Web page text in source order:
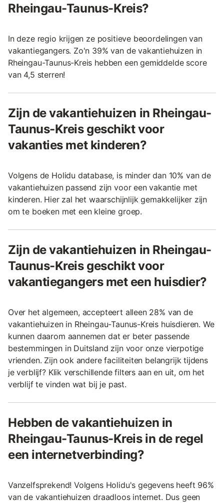
Rheingau-Taunus-Kreis?
In deze regio krijgen ze positieve beoordelingen van
vakantiegangers. Zo'n 39% van de vakantiehuizen in
Rheingau-Taunus-Kreis hebben een gemiddelde score
van 4,5 sterren!
Zijn de vakantiehuizen in Rheingau-
Taunus-Kreis geschikt voor
vakanties met kinderen?
Volgens de Holidu database, is minder dan 10% van de
vakantiehuizen passend zijn voor een vakantie met
kinderen. Hier zal het waarschijnlijk gemakkelijker zijn
om te boeken met een kleine groep.
Zijn de vakantiehuizen in Rheingau-
Taunus-Kreis geschikt voor
vakantiegangers met een huisdier?
Over het algemeen, accepteert alleen 28% van de
vakantiehuizen in Rheingau-Taunus-Kreis huisdieren. We
kunnen daarom aannemen dat er beter passende
bestemmingen in Duitsland zijn voor onze vierpotige
vrienden. Zijn ook andere faciliteiten belangrijk tijdens
je verblijf? Klik verschillende filters aan en uit, om het
verblijf te vinden wat bij je past.
Hebben de vakantiehuizen in
Rheingau-Taunus-Kreis in de regel
een internetverbinding?
Vanzelfsprekend! Volgens Holidu's gegevens heeft 96%
van de vakantiehuizen draadloos internet. Dus geen